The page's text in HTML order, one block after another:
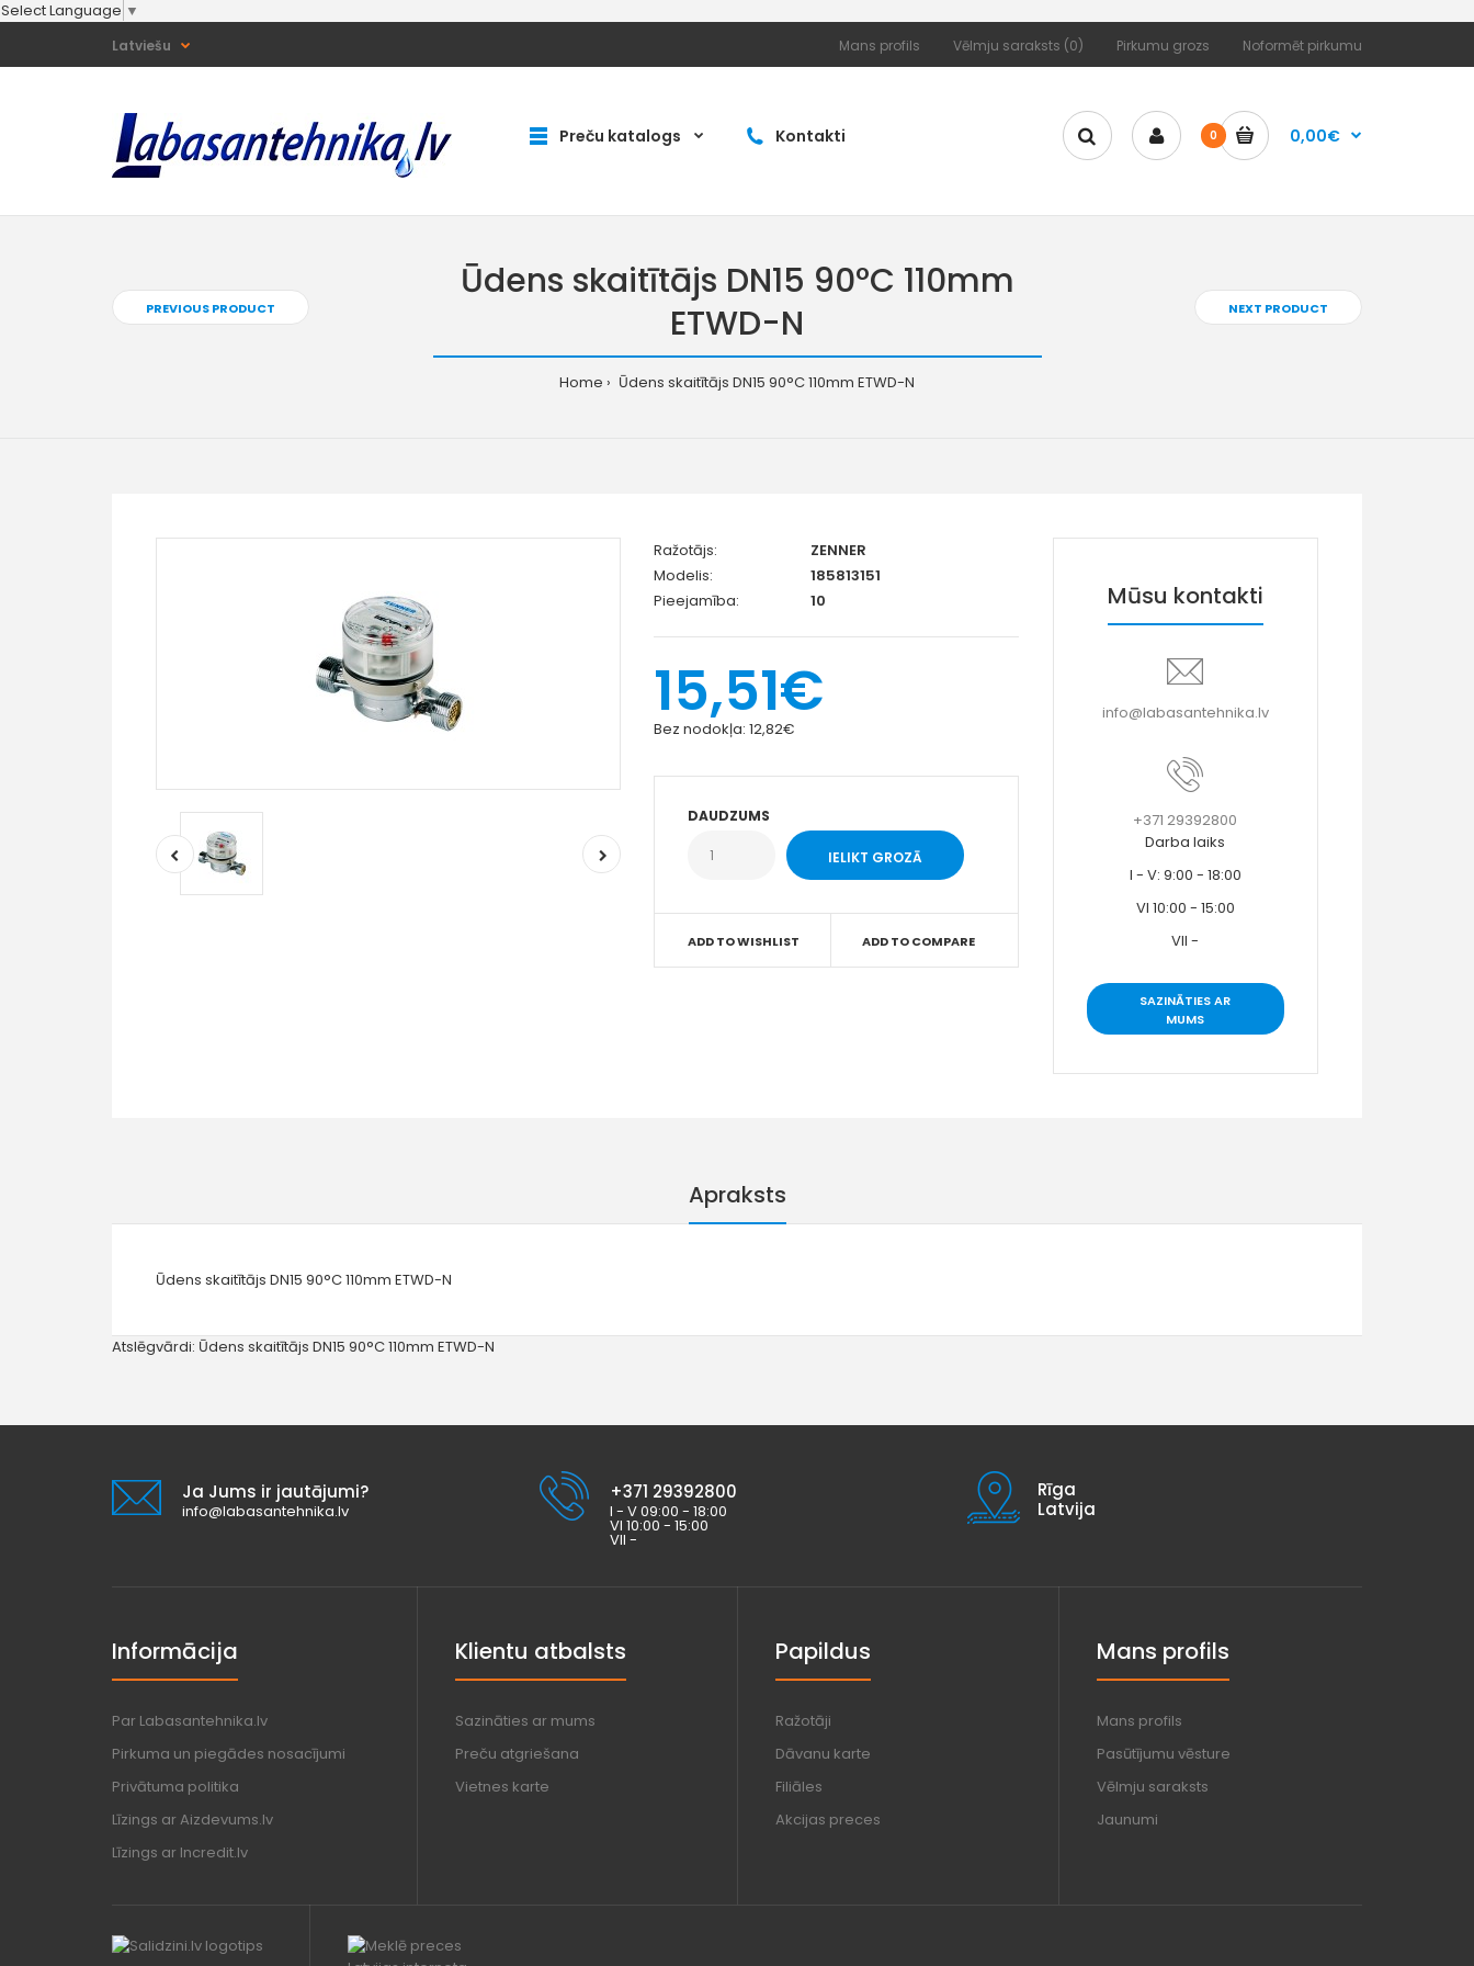
Select Language ▼
Mans profils Vēlmju saraksts (0) Pirkumu grozs Noformēt pirkumu
Latviešu
Preču katalogs Kontakti 0 0,00€
PREVIOUS PRODUCT
Ūdens skaitītājs DN15 90°C 110mm
ETWD-N
Home Ūdens skaitītājs DN15 90°C 110mm ETWD-N
NEXT PRODUCT
Ražotājs:
ZENNER
Modelis:
185813151
Pieejamība:
10
15,51€
Bez nodokļa:12,82€
DAUDZUMS
ADD TO WISHLIST ADD TO COMPARE
Mūsu kontakti
info@labasantehnika.lv
+371 29392800
Darba laiks
I - V: 9:00 - 18:00
VI 10:00 - 15:00
VII -
SAZINĀTIES AR
MUMS
Apraksts
Ūdens skaitītājs DN15 90°C 110mm ETWD-N
Atslēgvārdi: Ūdens skaitītājs DN15 90°C 110mm ETWD-N
Ja Jums ir jautājumi?
info@labasantehnika.lv
+371 29392800
I - V 09:00 - 18:00
VI 10:00 - 15:00
VII -
Rīga
Latvija
Informācija
Par Labasantehnika.lv
Pirkuma un piegādes nosacījumi
Privātuma politika
Līzings ar Aizdevums.lv
Līzings ar Incredit.lv
Klientu atbalsts
Sazināties ar mums
Preču atgriešana
Vietnes karte
Papildus
Ražotāji
Dāvanu karte
Filiāles
Akcijas preces
Mans profils
Mans profils
Pasūtījumu vēsture
Vēlmju saraksts
Jaunumi